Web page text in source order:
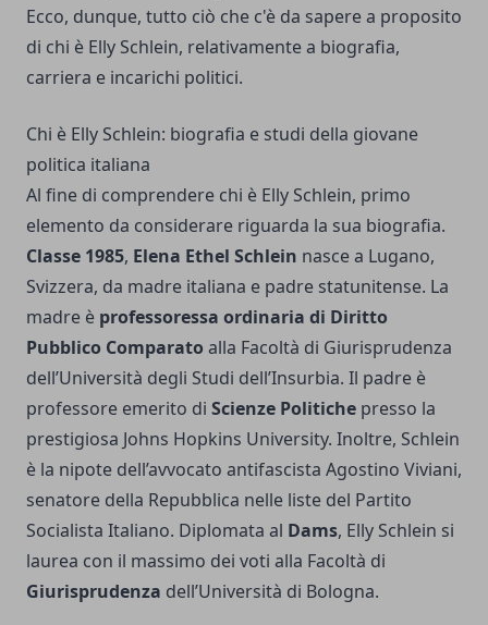
Ecco, dunque, tutto ciò che c'è da sapere a proposito
di chi è Elly Schlein, relativamente a biografia,
carriera e incarichi politici.
Chi è Elly Schlein: biografia e studi della giovane
politica italiana
Al fine di comprendere chi è Elly Schlein, primo
elemento da considerare riguarda la sua biografia.
Classe 1985, Elena Ethel Schlein nasce a Lugano,
Svizzera, da madre italiana e padre statunitense. La
madre è professoressa ordinaria di Diritto
Pubblico Comparato alla Facoltà di Giurisprudenza
dell’Università degli Studi dell’Insurbia. Il padre è
professore emerito di Scienze Politiche presso la
prestigiosa Johns Hopkins University. Inoltre, Schlein
è la nipote dell’avvocato antifascista Agostino Viviani,
senatore della Repubblica nelle liste del Partito
Socialista Italiano. Diplomata al Dams, Elly Schlein si
laurea con il massimo dei voti alla Facoltà di
Giurisprudenza dell’Università di Bologna.